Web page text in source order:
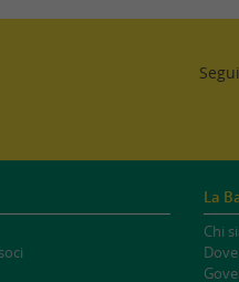
La
Chi